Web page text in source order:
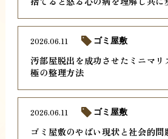
汚部屋脱出を成功させたミニマリ
極の整理方法
2026.06.11 ゴミ屋敷
ゴミ屋敷のやばい現状と社会的問
2026.06.11 ゴミ屋敷